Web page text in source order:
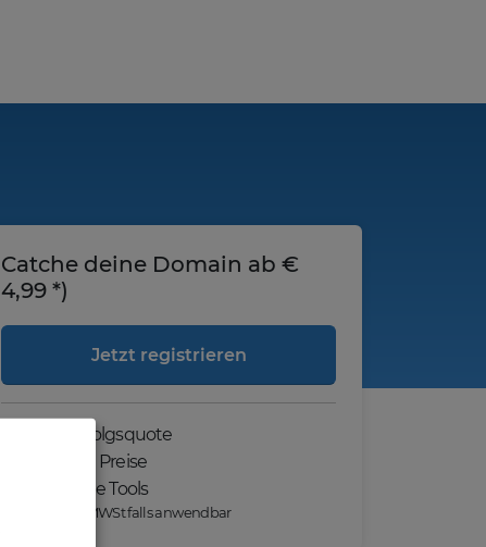
Catche deine Domain ab €
4,99 *)
Jetzt registrieren
Hohe Erfolgsquote
Günstige Preise
Praktische Tools
*) Preise exkl. MWSt falls anwendbar